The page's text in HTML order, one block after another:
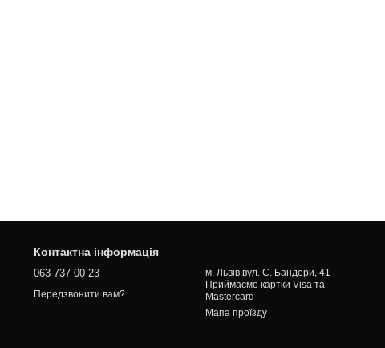
Контактна інформація
063 737 00 23
Передзвонити вам?
м. Львів вул. С. Бандери, 41
Приймаємо картки Visa та
Mastercard
Мапа проїзду